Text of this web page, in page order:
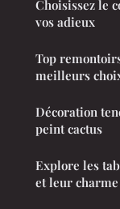
Choisissez le
vos adieux
Top
meilleurs
Décoration
peint cactus
Explore les
et leur charme